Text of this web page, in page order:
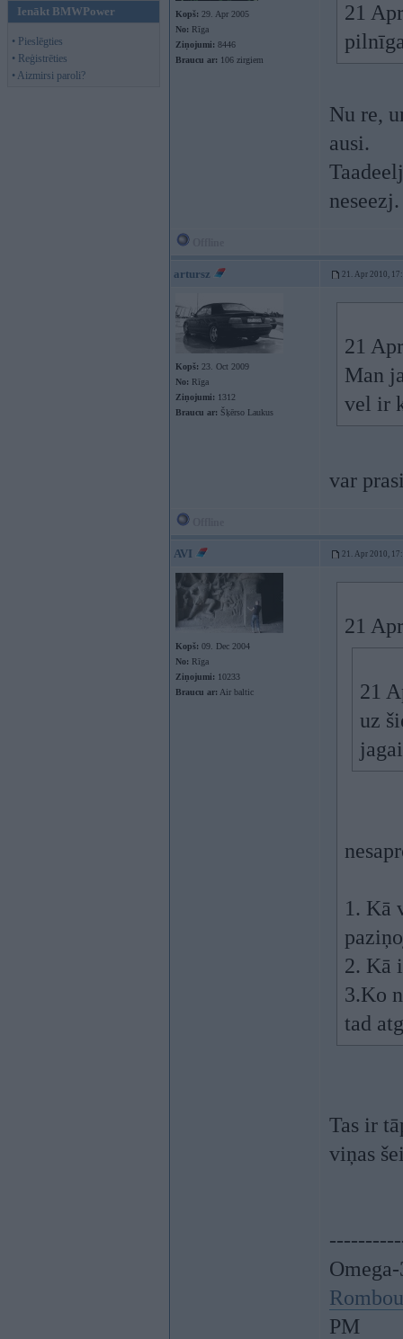
Ienākt BMWPower
• Pieslēgties
• Reģistrēties
• Aizmirsi paroli?
Kopš: 29. Apr 2005
No: Rīga
Ziņojumi: 8446
Braucu ar: 106 zirgiem
21
Nu re,
ausi.
neseezj.
artursz 21. Apr 2010,
Kopš: 23. Oct 2009
No: Rīga
Ziņojumi: 1312
Braucu ar: Šķērso Laukus
21
Man
vel ir
var
AVI 21. Apr 2010,
Kopš: 09. Dec 2004
No: Rīga
Ziņojumi: 10233
Braucu ar: Air baltic
21
21
uz
1. Kā
2. Kā
3.Ko
tad
Tas ir
viņas
PM